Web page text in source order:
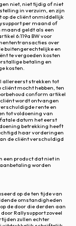
niet, niet tijdig of niet
in verzuim, en zijn
op de cliënt onmiddellijk
per maand of
maand geldt als een
6:119a BW voor
over
buitengerechtelijke en
te vergoeden kosten
betaling en
kosten.
allereerst strekken tot
mocht hebben, ten
conform artikel
wordt ontvangen
rente en
tot voldoening van
datum het eerst
betrekking heeft
haar vorderingen
de cliënt verschuldigd
een product dat niet in
worden
op de ten tijde van
omstandigheden
de door die derden aan
Rallysupport zoveel
zullen echter